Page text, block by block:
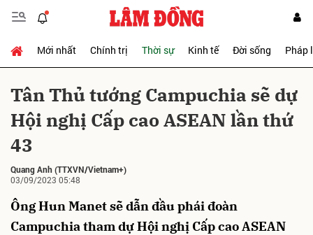
Mới nhất Chính trị Thời sự Kinh tế Đời sống Pháp
Tân Thủ tướng Campuchia sẽ dự
Hội nghị Cấp cao ASEAN lần thứ
43
Quang Anh(TTXVN/Vietnam+)
03/09/2023 05:48
Ông Hun Manet sẽ dẫn đầu phái đoàn
Campuchia tham dự Hội nghị Cấp cao ASEAN
Gửi bình luận
Hủy